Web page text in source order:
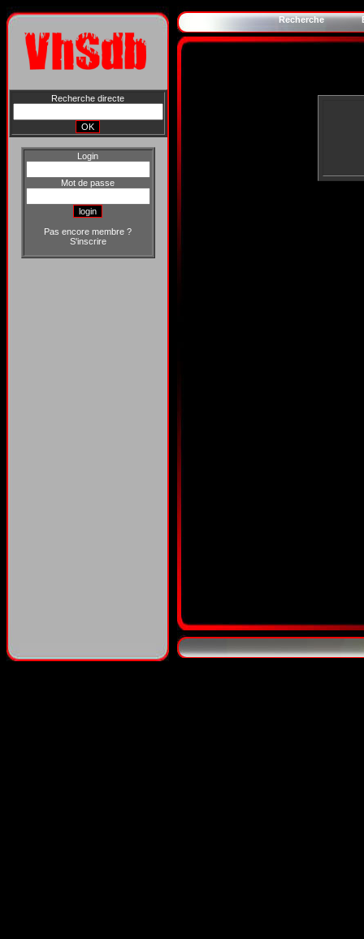
Recherche directe
Login
Mot de passe
Pas encore membre ?
S'inscrire
Recherche